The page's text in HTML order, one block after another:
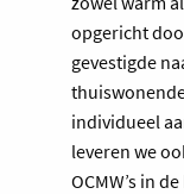
opgericht
gevestigde
individueel
leveren we
OCMW’s in